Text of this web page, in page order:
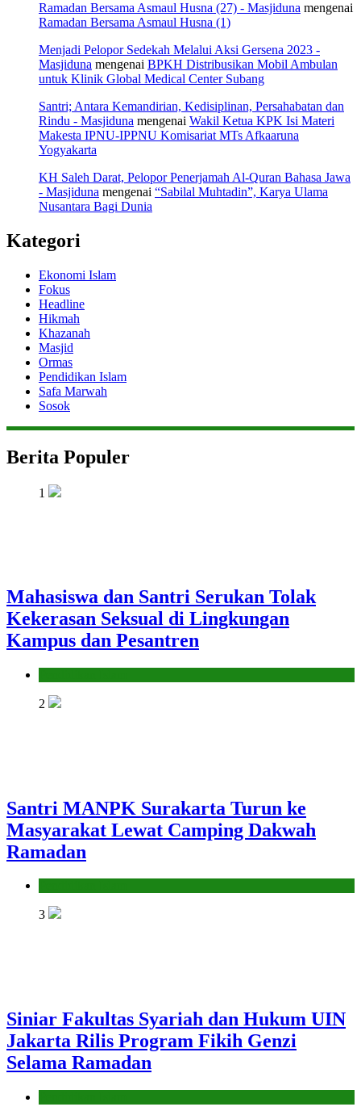
Ramadan Bersama Asmaul Husna (27) - Masjiduna mengenai
Ramadan Bersama Asmaul Husna (1)
Menjadi Pelopor Sedekah Melalui Aksi Gersena 2023 -
Masjiduna mengenai BPKH Distribusikan Mobil Ambulan
untuk Klinik Global Medical Center Subang
Santri; Antara Kemandirian, Kedisiplinan, Persahabatan dan
Rindu - Masjiduna mengenai Wakil Ketua KPK Isi Materi
Makesta IPNU-IPPNU Komisariat MTs Afkaaruna
Yogyakarta
KH Saleh Darat, Pelopor Penerjamah Al-Quran Bahasa Jawa
- Masjiduna mengenai “Sabilal Muhtadin”, Karya Ulama
Nusantara Bagi Dunia
Kategori
Ekonomi Islam
Fokus
Headline
Hikmah
Khazanah
Masjid
Ormas
Pendidikan Islam
Safa Marwah
Sosok
Berita Populer
1
Mahasiswa dan Santri Serukan Tolak
Kekerasan Seksual di Lingkungan
Kampus dan Pesantren
2
Santri MANPK Surakarta Turun ke
Masyarakat Lewat Camping Dakwah
Ramadan
3
Siniar Fakultas Syariah dan Hukum UIN
Jakarta Rilis Program Fikih Genzi
Selama Ramadan